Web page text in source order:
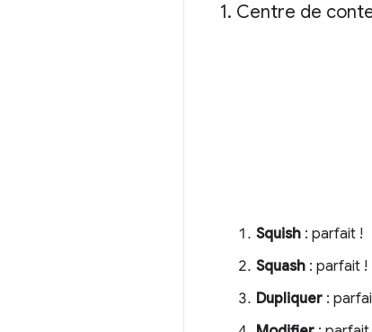
1. Centre de
Squish : parfait !
Squash : parfait !
Dupliquer :